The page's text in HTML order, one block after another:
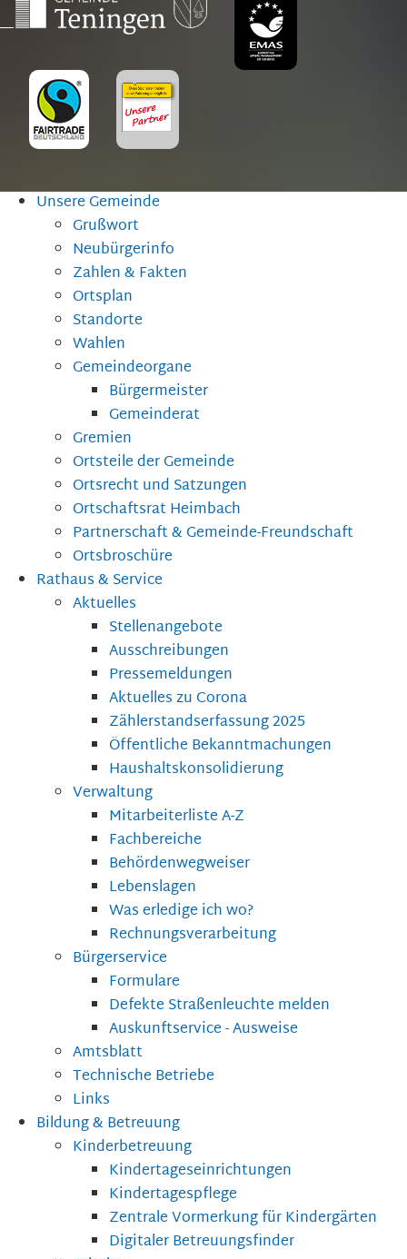
Unsere Gemeinde
Grußwort
Neubürgerinfo
Zahlen & Fakten
Ortsplan
Standorte
Wahlen
Gemeindeorgane
Bürgermeister
Gemeinderat
Gremien
Ortsteile der Gemeinde
Ortsrecht und Satzungen
Ortschaftsrat Heimbach
Partnerschaft & Gemeinde-Freundschaft
Ortsbroschüre
Rathaus & Service
Aktuelles
Stellenangebote
Ausschreibungen
Pressemeldungen
Aktuelles zu Corona
Zählerstandserfassung 2025
Öffentliche Bekanntmachungen
Haushaltskonsolidierung
Verwaltung
Mitarbeiterliste A-Z
Fachbereiche
Behördenwegweiser
Lebenslagen
Was erledige ich wo?
Rechnungsverarbeitung
Bürgerservice
Formulare
Defekte Straßenleuchte melden
Auskunftservice - Ausweise
Amtsblatt
Technische Betriebe
Links
Bildung & Betreuung
Kinderbetreuung
Kindertageseinrichtungen
Kindertagespflege
Zentrale Vormerkung für Kindergärten
Digitaler Betreuungsfinder